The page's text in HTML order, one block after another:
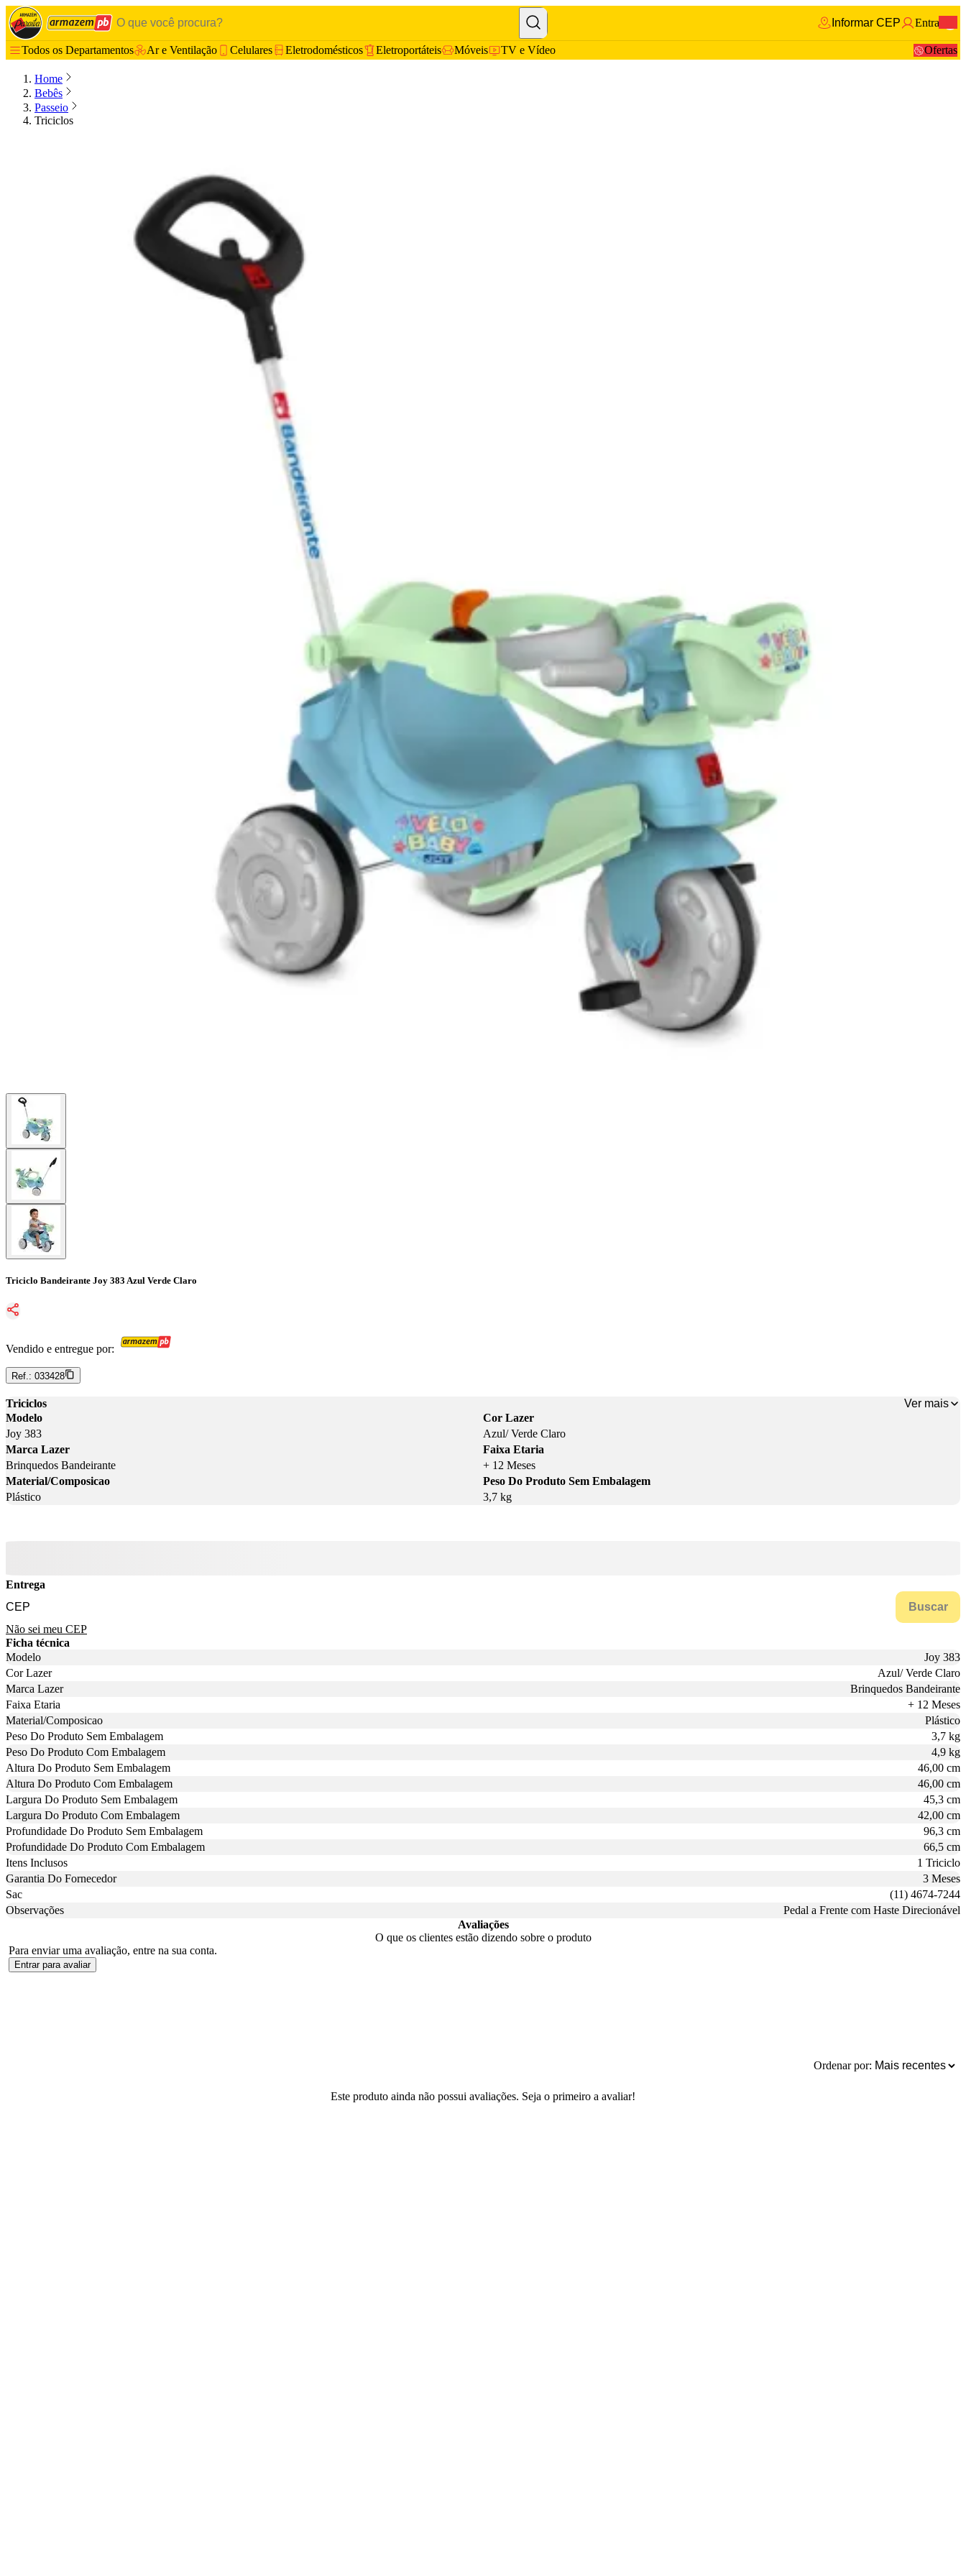
Informar CEP Entrar
Todos os Departamentos Ar e Ventilação Celulares Eletrodomésticos Eletroportáteis Móveis TV e Vídeo Ofertas
Home
Bebês
Passeio
Triciclos
Triciclo Bandeirante Joy 383 Azul Verde Claro
Vendido e entregue por:
Ref.: 033428
Triciclos
Ver mais
Modelo
Joy 383
Cor Lazer
Azul/ Verde Claro
Marca Lazer
Brinquedos Bandeirante
Faixa Etaria
+ 12 Meses
Material/Composicao
Plástico
Peso Do Produto Sem Embalagem
3,7 kg
Entrega
Buscar
Não sei meu CEP
Ficha técnica
Modelo
Joy 383
Cor Lazer
Azul/ Verde Claro
Marca Lazer
Brinquedos Bandeirante
Faixa Etaria
+ 12 Meses
Material/Composicao
Plástico
Peso Do Produto Sem Embalagem
3,7 kg
Peso Do Produto Com Embalagem
4,9 kg
Altura Do Produto Sem Embalagem
46,00 cm
Altura Do Produto Com Embalagem
46,00 cm
Largura Do Produto Sem Embalagem
45,3 cm
Largura Do Produto Com Embalagem
42,00 cm
Profundidade Do Produto Sem Embalagem
96,3 cm
Profundidade Do Produto Com Embalagem
66,5 cm
Itens Inclusos
1 Triciclo
Garantia Do Fornecedor
3 Meses
Sac
(11) 4674-7244
Observações
Pedal a Frente com Haste Direcionável
Avaliações
O que os clientes estão dizendo sobre o produto
Para enviar uma avaliação, entre na sua conta.
Entrar para avaliar
Ordenar por:
Este produto ainda não possui avaliações. Seja o primeiro a avaliar!